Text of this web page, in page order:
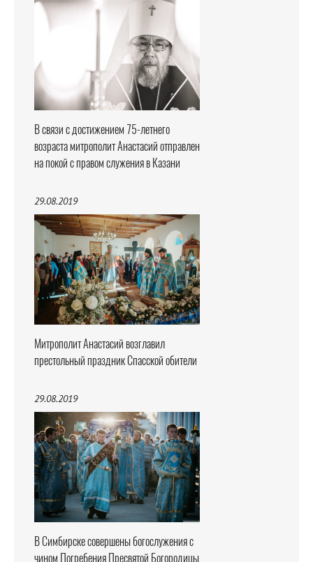
В связи с достижением 75-летнего
возраста митрополит Анастасий отправлен
на покой с правом служения в Казани
29.08.2019
Митрополит Анастасий возглавил
престольный праздник Спасской обители
29.08.2019
В Симбирске совершены богослужения с
чином Погребения Пресвятой Богородицы